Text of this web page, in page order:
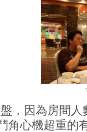
，因為房間
角心機超重的